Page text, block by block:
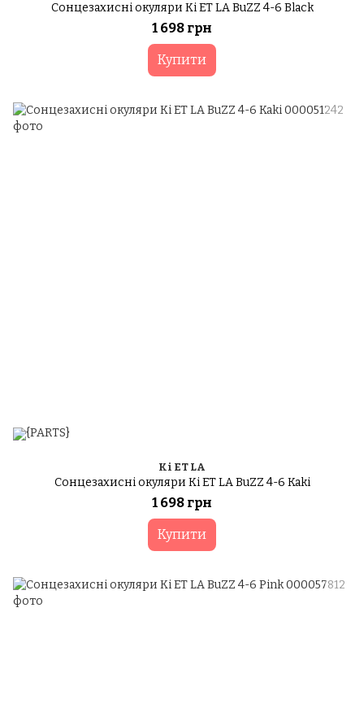
Сонцезахисні окуляри Ki ET LA BuZZ 4-6 Black
1 698 грн
Купити
Ki ET LA
Сонцезахисні окуляри Ki ET LA BuZZ 4-6 Kaki
1 698 грн
Купити